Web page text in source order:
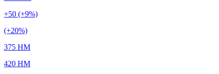
+50 (+9%)
(+20%)
375 HM
420 HM